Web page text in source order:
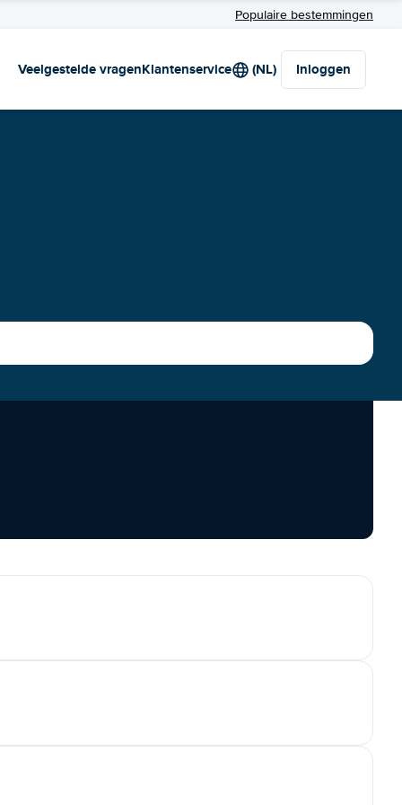
Populaire bestemmingen
Veelgestelde vragenKlantenservice (NL) Inloggen